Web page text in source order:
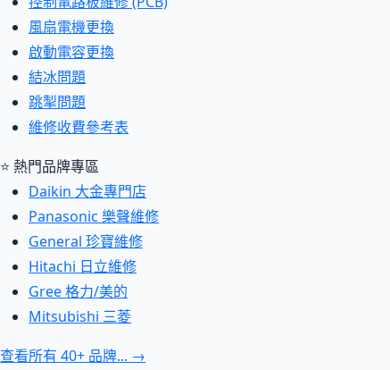
風扇電機更換
啟動電容更換
結冰問題
跳掣問題
維修收費參考表
⭐ 熱門品牌專區
Daikin 大金專門店
Panasonic 樂聲維修
General 珍寶維修
Hitachi 日立維修
Gree 格力/美的
Mitsubishi 三菱
查看所有 40+ 品牌... →